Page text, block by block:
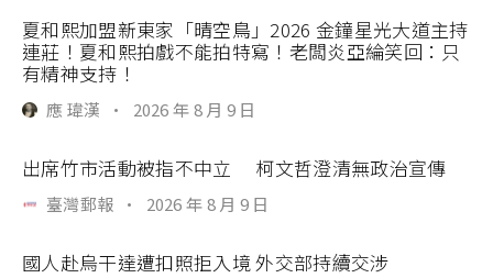
夏和熙加盟新東家「晴空鳥」2026 金鐘星光大道主持
連莊！夏和熙拍戲不能拍特寫！老闆炎亞綸笑回：只
有精神支持！
應 瑋漢 · 2026 年 8 月 9 日
出席竹市活動被指不中立 柯文哲澄清無政治宣傳
臺灣郵報 · 2026 年 8 月 9 日
國人赴烏干達遭扣照拒入境 外交部持續交涉